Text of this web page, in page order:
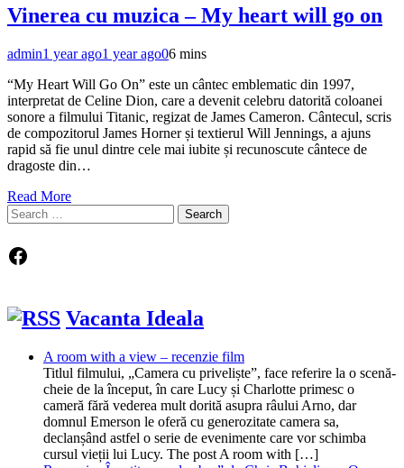
Vinerea cu muzica – My heart will go on
admin1 year ago1 year ago06 mins
“My Heart Will Go On” este un cântec emblematic din 1997,
interpretat de Celine Dion, care a devenit celebru datorită coloanei
sonore a filmului Titanic, regizat de James Cameron. Cântecul, scris
de compozitorul James Horner și textierul Will Jennings, a ajuns
rapid să fie unul dintre cele mai iubite și recunoscute cântece de
dragoste din…
Read More
Search
for:
Facebook
Vacanta Ideala
A room with a view – recenzie film
Titlul filmului, „Camera cu priveliște”, face referire la o scenă-
cheie de la început, în care Lucy și Charlotte primesc o
cameră fără vederea mult dorită asupra râului Arno, dar
domnul Emerson le oferă cu generozitate camera sa,
declanșând astfel o serie de evenimente care vor schimba
cursul vieții lui Lucy. The post A room with […]